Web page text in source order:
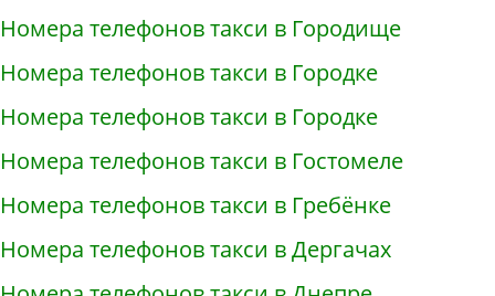
Номера телефонов такси в Городище
Номера телефонов такси в Городке
Номера телефонов такси в Городке
Номера телефонов такси в Гостомеле
Номера телефонов такси в Гребёнке
Номера телефонов такси в Дергачах